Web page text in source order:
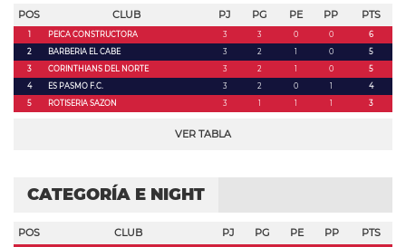
POS CLUB PJ PG PE PP PTS
1 PEICA CONSTRUCTORA 3 3 0 0
6
2
BARBERIA EL CABE 3 2 1 0
5
3
CORINTHIANS DEL NORTE 3 2 1 0
5
4
ES PASMO F.C. 3 2 0 1
4
5
ROTISERIA SAZON 3 1 1 1 3
VER TABLA
CATEGORÍA E NIGHT
POS CLUB PJ PG PE PP PTS